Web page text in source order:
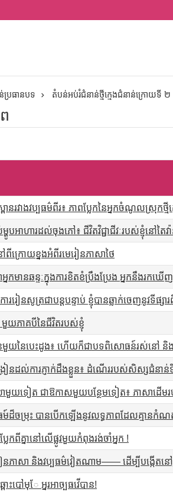
ប្រធានបទ តំបន់អប់រំជំនាន់ថ្មីក្មេងជំនាន់ក្រោយទី ២
ពានរវាងវប្បធម៌ពីរ៖ ភាពប្លែកនៃអ្នកចំណូលស្រុកថ្មី
ម្ហូបអាហារដល់ចុងភៅ៖ ជីវិតវិជ្ជាជីវៈរបស់ខ្ញុំន
ៅពីក្រោយខ្នងអំពីរមេរៀនភាសាថៃ
នកមានឆន្ទៈក្នុងការខិតខំប្រឹងប្រែង អ្នកនឹងរក
ាររៀនសូត្រជាបន្តបន្ទាប់ ខ្ញុំបានឆ្លាក់ចេញនូវទីផ្ស
មួយភាគបីនៃជីវិតរបស់ខ្ញុំ
នមួយនៃបេះដូង៖ ហើយក៏ជាបទពិសោធន៍រស់នៅ និង
ៀនដល់ការភ្ញាក់ដឹងខ្លួន៖ ដំណើររបស់សិស្សជំនាន់
មួយទៀត ជាឱកាសមួយបន្ថែមទៀត៖ ភាសាដើមរ
ដ៏ចម្រុះ បានបើកឡើងនូវលទ្ធភាពដែលគ្មានកំ
ែកពីគ្នានៅលើផ្លូវមួយកំពុងរង់ចាំអ្នក !
ៀនភាសា និងវប្បធម៌វៀតណាម—— ដើម្បីបង្កើត
ោះបៅមុែ អ្នរអាច្បធវើបាន!